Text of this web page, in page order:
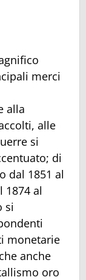
merci
alla
alle
si
di
dal 1851 al
1874 al
si
monetarie
anche
oro